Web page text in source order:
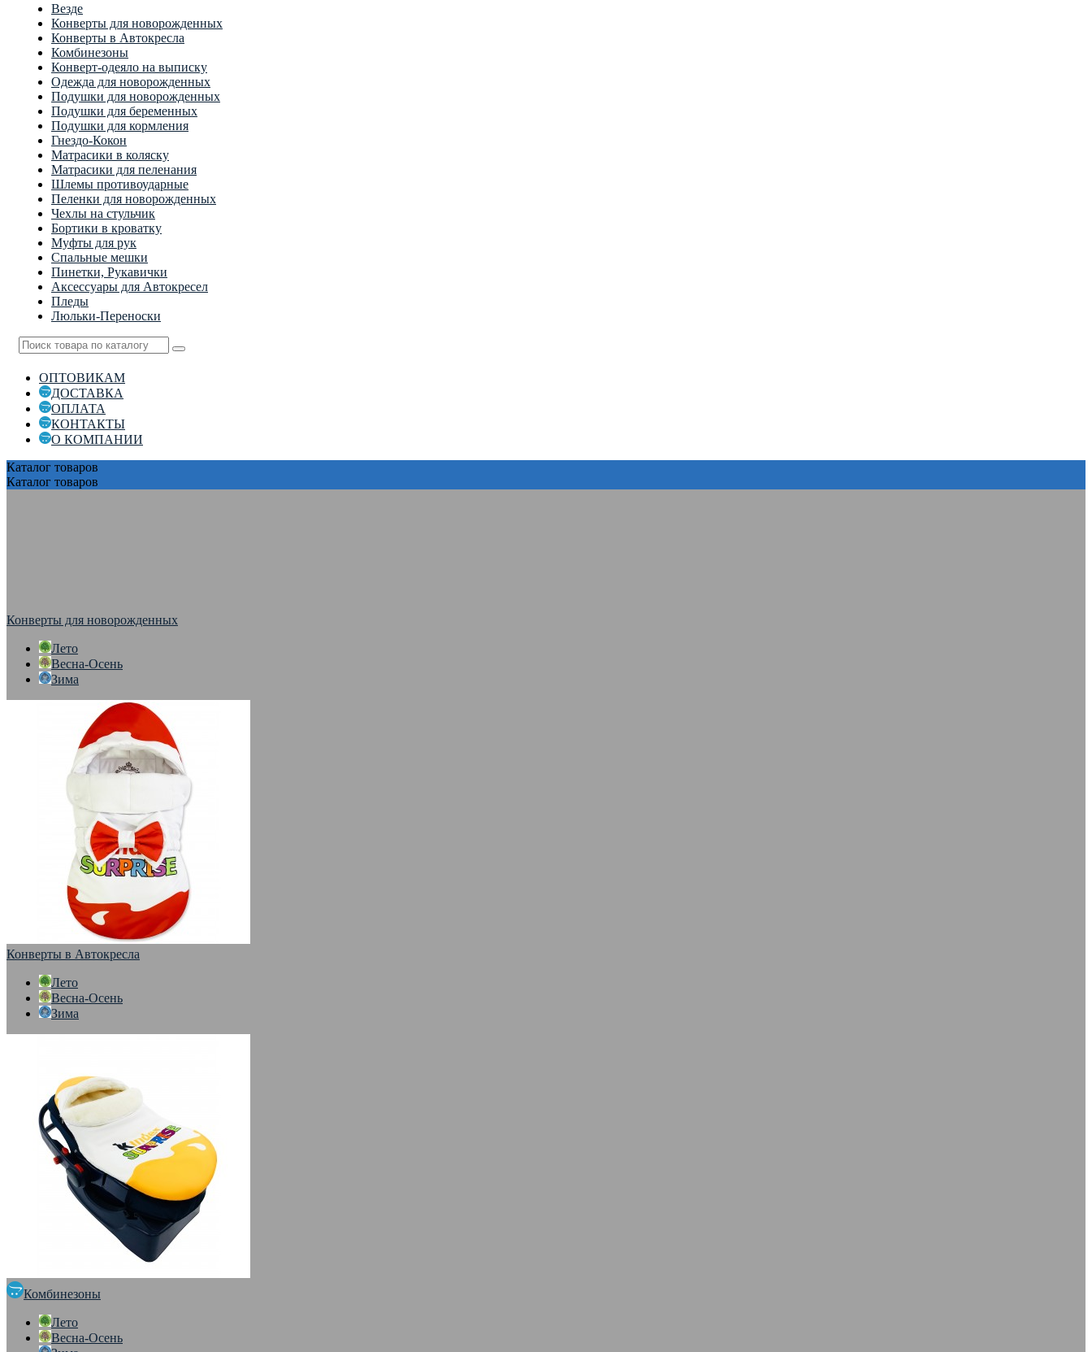
Везде
Конверты для новорожденных
Конверты в Автокресла
Комбинезоны
Конверт-одеяло на выписку
Одежда для новорожденных
Подушки для новорожденных
Подушки для беременных
Подушки для кормления
Гнездо-Кокон
Матрасики в коляску
Матрасики для пеленания
Шлемы противоударные
Пеленки для новорожденных
Чехлы на стульчик
Бортики в кроватку
Муфты для рук
Спальные мешки
Пинетки, Рукавички
Аксессуары для Автокресел
Пледы
Люльки-Переноски
ОПТОВИКАМ
ДОСТАВКА
ОПЛАТА
КОНТАКТЫ
О КОМПАНИИ
Каталог товаров
Каталог товаров
Конверты для новорожденных
Лето
Весна-Осень
Зима
Конверты в Автокресла
Лето
Весна-Осень
Зима
Комбинезоны
Лето
Весна-Осень